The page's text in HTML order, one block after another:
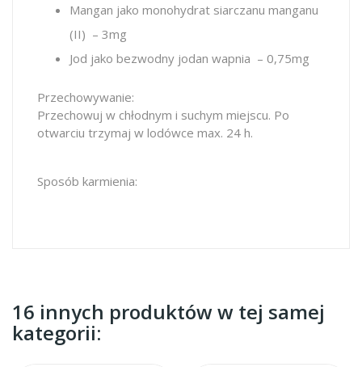
Mangan jako monohydrat siarczanu manganu
(II) – 3mg
Jod jako bezwodny jodan wapnia – 0,75mg
Przechowywanie:
Przechowuj w chłodnym i suchym miejscu. Po
otwarciu trzymaj w lodówce max. 24 h.
Sposób karmienia:
16 innych produktów w tej samej
kategorii: